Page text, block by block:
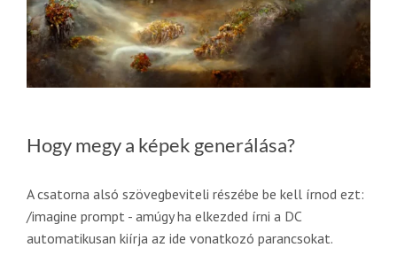
Hogy megy a képek generálása?
A csatorna alsó szövegbeviteli részébe be kell írnod ezt:
/imagine prompt - amúgy ha elkezded írni a DC
automatikusan kiírja az ide vonatkozó parancsokat.